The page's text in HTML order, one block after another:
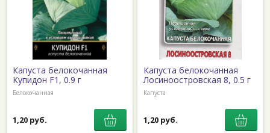
Капуста белокочанная
Купидон F1, 0.9 г
Белокочанная
1,20 руб.
Капуста белокочанная
Лосиноостровская 8, 0.5 г
Капуста
1,20 руб.